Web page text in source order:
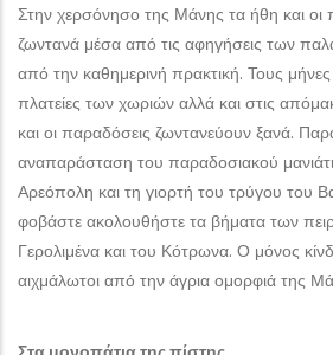
Στην χερσόνησο της Μάνης τα ήθη και οι
ζωντανά μέσα από τις αφηγήσεις των
από την καθημερινή πρακτική. Τους μήνες
πλατείες των χωριών αλλά και στις
και οι παραδόσεις ζωντανεύουν ξανά.
αναπαράσταση του παραδοσιακού
Αρεόπολη και τη γιορτή του τρύγου του
φοβάστε ακολουθήστε τα βήματα των
Γερολιμένα και του Κότρωνα. Ο μόνος
αιχμάλωτοι από την άγρια ομορφιά της